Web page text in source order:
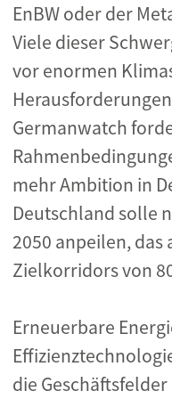
EnBW oder der
Viele dieser
vor enormen
Germanwatch
mehr Ambition in
Deutschland solle
2050 anpeilen, das
Zielkorridors von
Erneuerbare
die